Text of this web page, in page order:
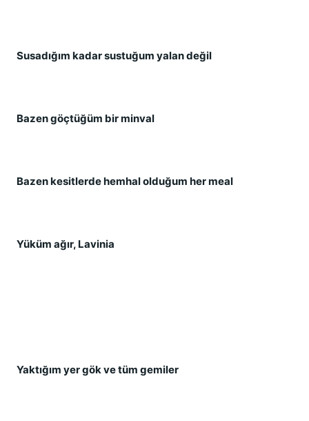
Susadığım kadar sustuğum yalan değil
Bazen göçtüğüm bir minval
Bazen kesitlerde hemhal olduğum her meal
Yüküm ağır, Lavinia
Yaktığım yer gök ve tüm gemiler